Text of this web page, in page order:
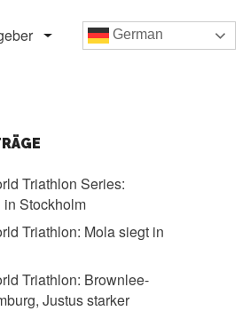
German
Triathlon Series:
Stockholm
Triathlon: Mola siegt in
Triathlon: Brownlee-
Justus starker